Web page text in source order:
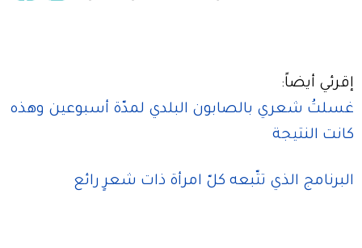
إقرئي أيضاً:
غسلتُ شعري بالصابون البلدي لمدّة أسبوعين وهذه
كانت النتيجة
البرنامج الذي تتّبعه كلّ امرأة ذات شعرٍ رائع